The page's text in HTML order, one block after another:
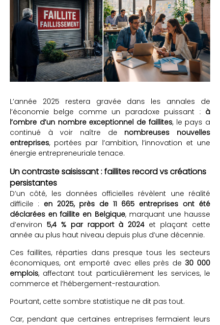
L’année 2025 restera gravée dans les annales de
l’économie belge comme un paradoxe puissant : à
l’ombre d’un nombre exceptionnel de faillites, le pays a
continué à voir naître de nombreuses nouvelles
entreprises, portées par l’ambition, l’innovation et une
énergie entrepreneuriale tenace.
Un contraste saisissant : faillites record vs créations
persistantes
D’un côté, les données officielles révèlent une réalité
difficile : en 2025, près de 11 665 entreprises ont été
déclarées en faillite en Belgique, marquant une hausse
d’environ 5,4 % par rapport à 2024 et plaçant cette
année au plus haut niveau depuis plus d’une décennie.
Ces faillites, réparties dans presque tous les secteurs
économiques, ont emporté avec elles près de30 000
emplois, affectant tout particulièrement les services, le
commerce et l’hébergement-restauration.
Pourtant, cette sombre statistique ne dit pas tout.
Car, pendant que certaines entreprises fermaient leurs